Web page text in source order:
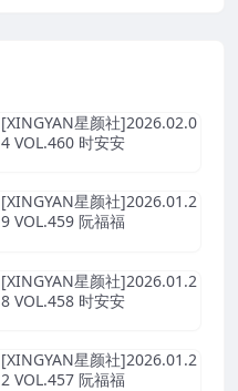
[XINGYAN星颜社]2026.02.0
4 VOL.460 时安安
[XINGYAN星颜社]2026.01.2
9 VOL.459 阮福福
[XINGYAN星颜社]2026.01.2
8 VOL.458 时安安
[XINGYAN星颜社]2026.01.2
2 VOL.457 阮福福